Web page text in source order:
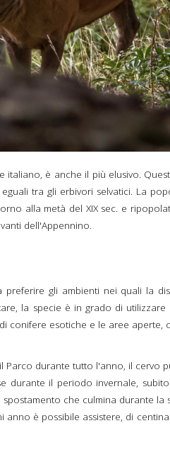
è anche il più elusivo.
tra gli erbivori selvatici. La
alla metà del XIX sec. e
dell'Appennino.
gli ambienti nei quali la
la specie è in grado di
conifere esotiche e le aree
durante tutto l'anno, il cervo
durante il periodo invernale,
che culmina durante
è possibile assistere, di